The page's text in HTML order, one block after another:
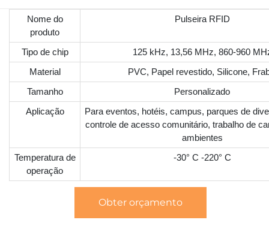
Nome do
produto
Pulseira RFID
Tipo de chip
125 kHz, 13,56 MHz, 860-960
Material
PVC, Papel revestido, Silicone,
Tamanho
Personalizado
Aplicação
Para eventos, hotéis, campus, parques de
controle de acesso comunitário, trabalho de
ambientes
Temperatura de
operação
-30° C -220° C
Obter orçamento